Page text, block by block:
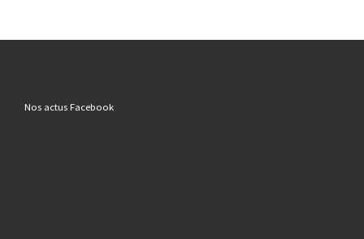
Nos actus Facebook